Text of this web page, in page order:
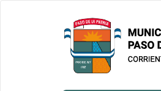
Municipalidad
de Paso De
La Patria